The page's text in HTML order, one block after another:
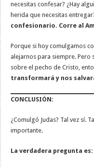
necesitas confesar? ¿Hay
herida que necesitas
confesionario. Corre al
Porque si hoy comulgamos
alejarnos para siempre. Pero
sobre el pecho de Cristo,
transformará y nos
CONCLUSIÓN:
¿Comulgó Judas? Tal vez sí.
importante.
La verdadera pregunta